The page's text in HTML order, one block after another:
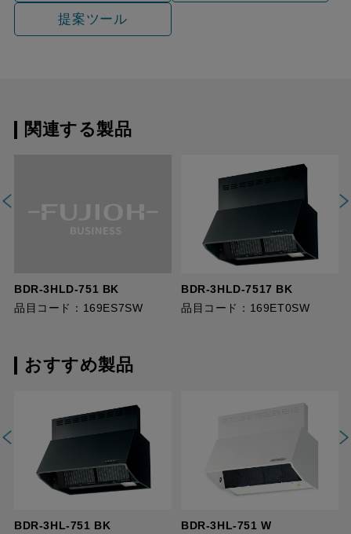
提案ツール
関連する製品
BDR-3HLD-751 BK
品目コード：169ES7SW
BDR-3HLD-7517 BK
品目コード：169ET0SW
おすすめ製品
BDR-3HL-751 BK BDR-3HL-751 W